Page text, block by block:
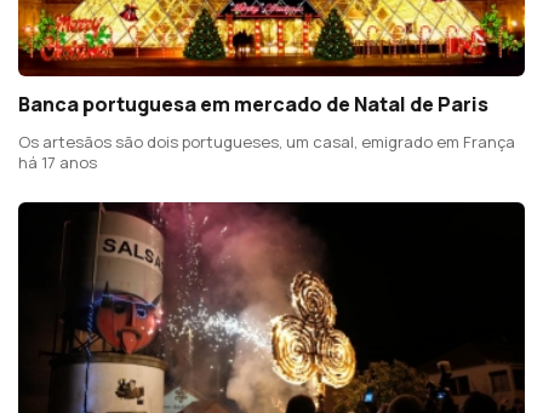
Banca portuguesa em mercado de Natal de Paris
Os artesãos são dois portugueses, um casal, emigrado em França
há 17 anos